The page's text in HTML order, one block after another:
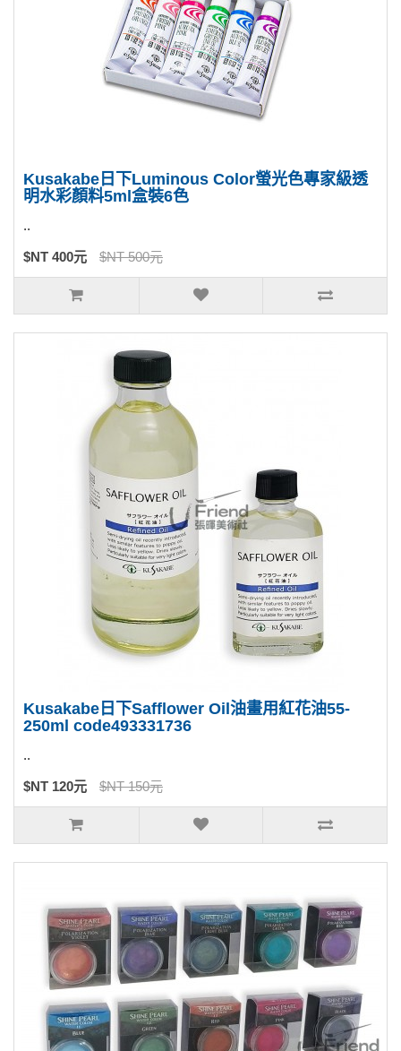
Kusakabe日下Luminous Color螢光色專家級透
明水彩顏料5ml盒裝6色
..
$NT 400元 $NT 500元
Kusakabe日下Safflower Oil油畫用紅花油55-
250ml code493331736
..
$NT 120元 $NT 150元